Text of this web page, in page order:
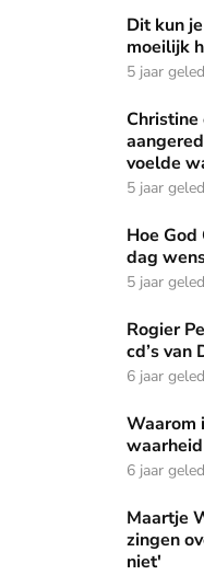
Dit kun je doen voor
Dit kun
moeilijk
5 jaar
Christine en haarChristine
voelde
5 jaar
Hoe God Christine
Hoe
dag
5 jaar
Rogier Pelgrim: ‘Als
Rogier
cd’s van
6 jaar
Waarom ik mijn 4-
Waarom
6 jaar
Maartje Wortel & Tim
Maartje
zingen
niet'